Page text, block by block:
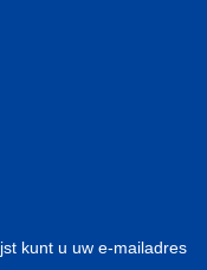
kunt u uw e-mailadres